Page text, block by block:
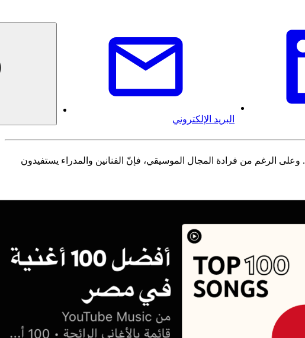
البريد الإلكتروني
ينطوي جزء كبير من عملي على مساعدة الفنانين وشركات الإنتاج في مجال الموسيقى على اتخاذ قرارات مستنيرة على YouTube. وعلى الرغم من فرادة المجال الموسيقي، فإنّ الفنانين والمدراء يستفيدون